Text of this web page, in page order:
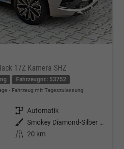
17Z Kamera SHZ
Fahrzeugnr.: 53752
Fahrzeug mit Tageszulassung
Getriebe Automatik
Außenfarbe
Smokey Diamond-Silber Metallic
Kilometerstand
20 km